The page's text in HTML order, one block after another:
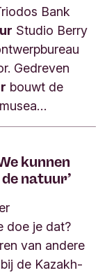
Bank
Studio Berry
Gedreven
bouwt de
kunnen
natuur’
doe je dat?
van andere
de Kazakh-